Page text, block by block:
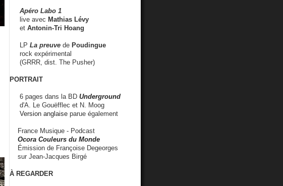
Apéro Labo 1
live avec Mathias Lévy
et Antonin-Tri Hoang
LP La preuve de Poudingue
rock expérimental
(GRRR, dist. The Pusher)
PORTRAIT
6 pages dans la BD Underground
d'A. Le Gouëfflec et N. Moog
Version anglaise parue également
France Musique - Podcast
Ocora Couleurs du Monde
Émission de Françoise Degeorges
sur Jean-Jacques Birgé
À REGARDER